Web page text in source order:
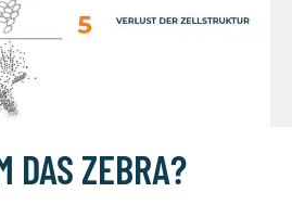
DAS ZEBRA?